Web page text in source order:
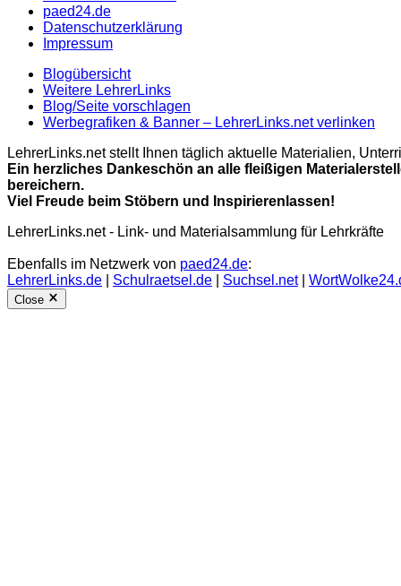
paed24.de
Datenschutzerklärung
Impressum
Blogübersicht
Weitere LehrerLinks
Blog/Seite vorschlagen
Werbegrafiken & Banner – LehrerLinks.net verlinken
LehrerLinks.net stellt Ihnen täglich aktuelle Materialien,
Ein herzliches Dankeschön an alle fleißigen
bereichern.
Viel Freude beim Stöbern und Inspirierenlassen!
LehrerLinks.net - Link- und Materialsammlung für Lehrkräfte
Ebenfalls im Netzwerk von paed24.de:
LehrerLinks.de
Schulraetsel.de Suchsel.net|
Close